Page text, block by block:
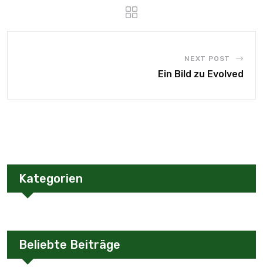
NEXT POST
Ein Bild zu Evolved
Kategorien
Beliebte Beiträge